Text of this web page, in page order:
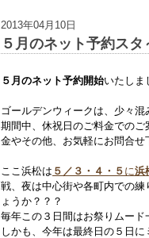
2013年04月10日
５月のネット予約ス
５月のネット予約開始いたしま
ゴールデンウィークは、少々混
期間中、休祝日のご料金での
金やその他、お気軽にお問合せ
ここ浜松は ５／３・４・５ に浜
戦、夜は中心街や各町内での
ょうか？？？
毎年この３日間はお祭りムード
しかも、今年は最終日の５日